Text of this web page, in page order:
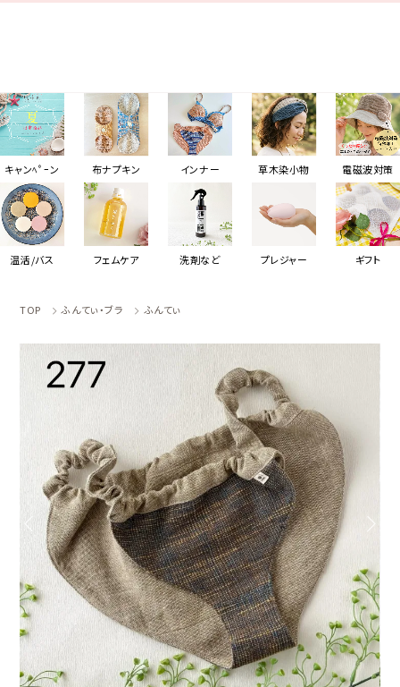
キャンﾍﾟｰン 布ナプキン インナー 草木染小物 電磁波対策
温活/バス フェムケア 洗剤など プレジャー ギフト
TOP ふんてぃ・ブラ ふんてぃ
Previous Next